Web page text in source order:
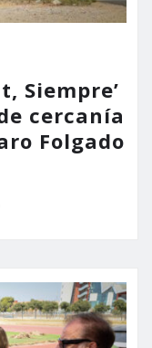
Siempre’
cercanía
Folgado